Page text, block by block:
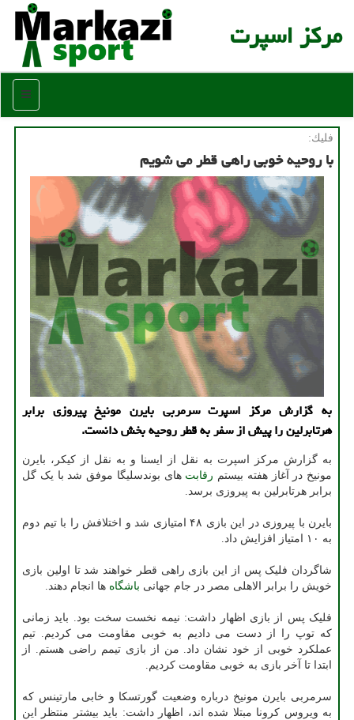
مركز اسپرت
منو
فلیك:
با روحیه خوبی راهی قطر می شویم
به گزارش مرکز اسپرت سرمربی بایرن مونیخ پیروزی برابر
هرتابرلین را پیش از سفر به قطر روحیه بخش دانست.
به گزارش مرکز اسپرت به نقل از ایسنا و به نقل از کیکر، بایرن
مونیخ در آغاز هفته بیستم رقابت های بوندسلیگا موفق شد با یک گل
برابر هرتابرلین به پیروزی برسد.
بایرن با پیروزی در این بازی ۴۸ امتیازی شد و اختلافش را با تیم دوم
به ۱۰ امتیاز افزایش داد.
شاگردان فلیک پس از این بازی راهی قطر خواهند شد تا اولین بازی
خویش را برابر الاهلی مصر در جام جهانی باشگاه ها انجام دهند.
فلیک پس از بازی اظهار داشت: نیمه نخست سخت بود. باید زمانی
که توپ را از دست می دادیم به خوبی مقاومت می کردیم. تیم
عملکرد خوبی از خود نشان داد. من از بازی تیمم راضی هستم. از
ابتدا تا آخر بازی به خوبی مقاومت کردیم.
سرمربی بایرن مونیخ درباره وضعیت گورتسکا و خابی مارتینس که
به ویروس کرونا مبتلا شده اند، اظهار داشت: باید بیشتر منتظر این